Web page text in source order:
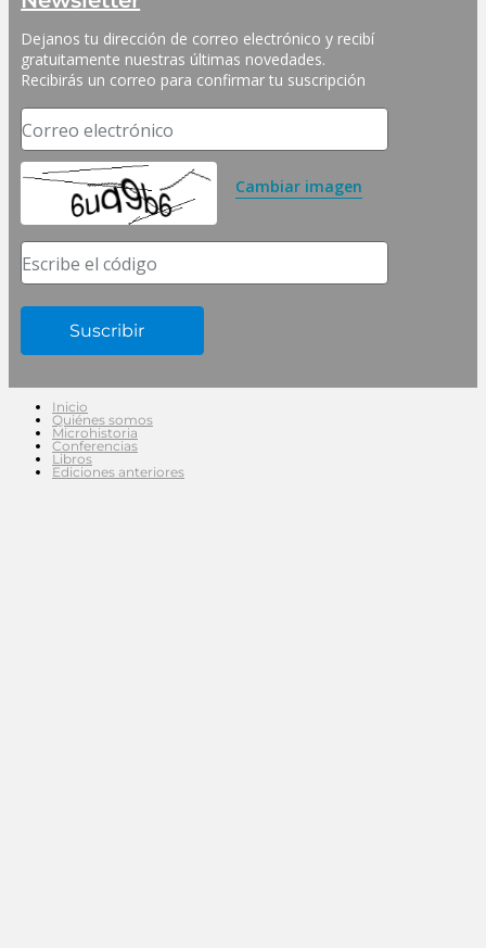
Dejanos tu dirección de correo electrónico y recibí
gratuitamente nuestras últimas novedades.
Recibirás un correo para confirmar tu suscripción
Correo electrónico
Cambiar imagen
Escribe el código
Inicio
Quiénes somos
Microhistoria
Conferencias
Libros
Ediciones anteriores